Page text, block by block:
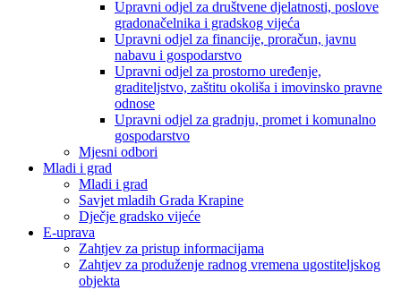
Upravni odjel za društvene djelatnosti, poslove
gradonačelnika i gradskog vijeća
Upravni odjel za financije, proračun, javnu
nabavu i gospodarstvo
Upravni odjel za prostorno uređenje,
graditeljstvo, zaštitu okoliša i imovinsko pravne
odnose
Upravni odjel za gradnju, promet i komunalno
gospodarstvo
Mjesni odbori
Mladi i grad
Mladi i grad
Savjet mladih Grada Krapine
Dječje gradsko vijeće
E-uprava
Zahtjev za pristup informacijama
Zahtjev za produženje radnog vremena ugostiteljskog
objekta